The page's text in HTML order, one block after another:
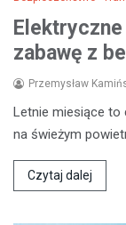
zabawę z
Przemysław
Letnie miesiące to
na świeżym
Czytaj dalej